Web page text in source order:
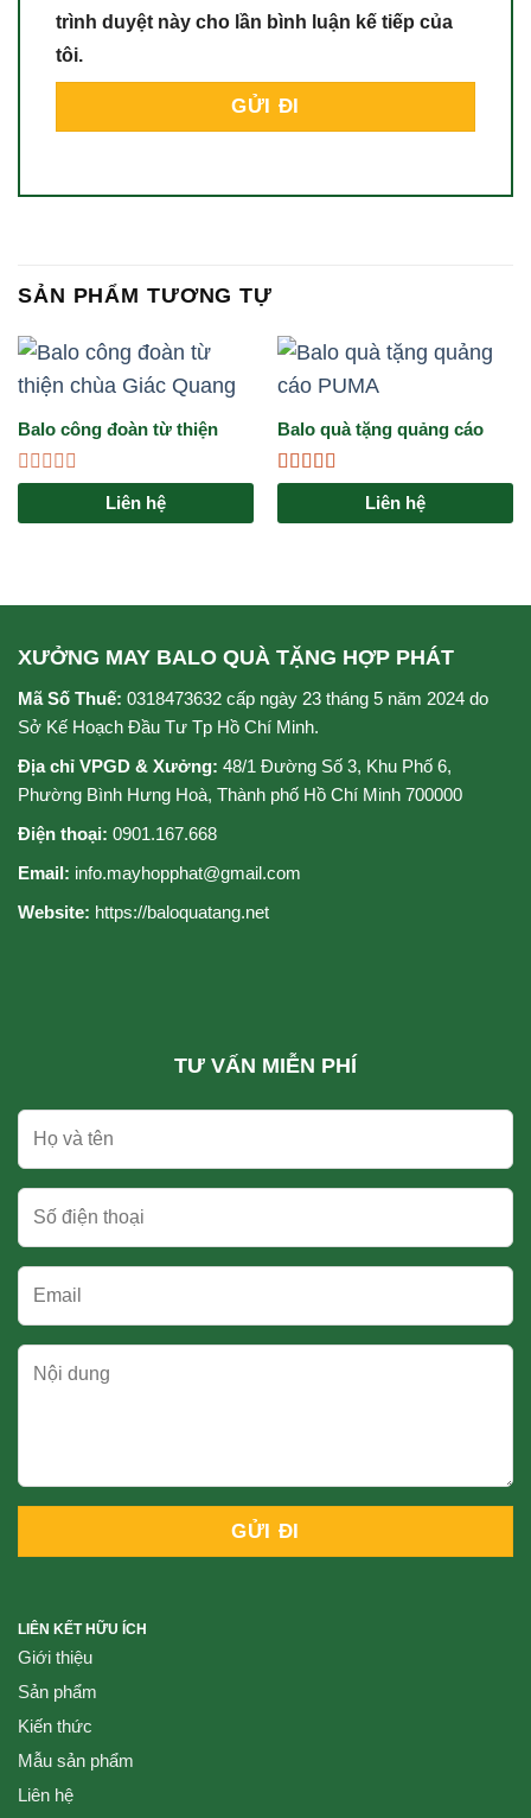
trình duyệt này cho lần bình luận kế tiếp của
tôi.
SẢN PHẨM TƯƠNG TỰ
Balo công đoàn từ thiện
chùa Giác Quang
Được
hạng
Liên hệ
Balo quà tặng quảng cáo
PUMA: Giải pháp marketing
đẳng cấp cho doanh nghiệp
Được xếp
sao
Liên hệ
XƯỞNG MAY BALO QUÀ TẶNG HỢP PHÁT
Mã Số Thuế: 0318473632 cấp ngày 23 tháng 5 năm 2024 do
Sở Kế Hoạch Đầu Tư Tp Hồ Chí Minh.
Địa chỉ VPGD & Xưởng: 48/1 Đường Số 3, Khu Phố 6,
Phường Bình Hưng Hoà, Thành phố Hồ Chí Minh 700000
Điện thoại: 0901.167.668
Email: info.mayhopphat@gmail.com
Website: https://baloquatang.net
TƯ VẤN MIỄN PHÍ
LIÊN KẾT HỮU ÍCH
Giới thiệu
Sản phẩm
Kiến thức
Mẫu sản phẩm
Liên hệ